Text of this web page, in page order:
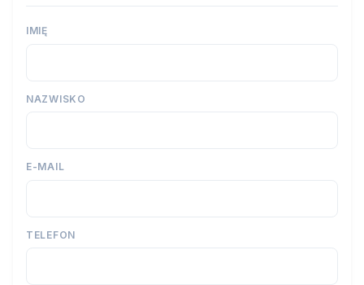
IMIĘ
NAZWISKO
E-MAIL
TELEFON